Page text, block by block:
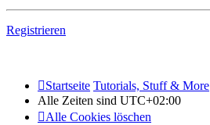
Registrieren
Startseite Tutorials, Stuff & More
Alle Zeiten sind UTC+02:00
Alle Cookies löschen